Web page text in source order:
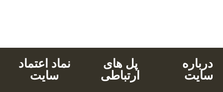
درباره
سایت
پل های
ارتباطی
نماد اعتماد
سایت